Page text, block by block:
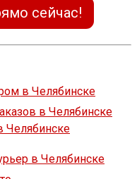
сейчас!
в Челябинске
в Челябинске
Челябинске
в Челябинске